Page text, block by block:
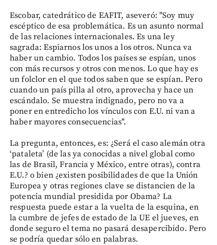
Escobar, catedrático de EAFIT, aseveró: "Soy muy
escéptico de esa problemática. Es un asunto normal
de las relaciones internacionales. Es una ley
sagrada: Espiarnos los unos a los otros. Nunca va
haber un cambio. Todos los países se espían, unos
con más recursos y otros con menos. Lo que hay es
un folclor en el que todos saben que se espían. Pero
cuando un país pilla al otro, aprovecha y hace un
escándalo. Se muestra indignado, pero no va a
poner en entredicho los vínculos con E.U. ni van a
haber mayores consecuencias".
La pregunta, entonces, es: ¿Será el caso alemán otra
‘pataleta’ (de las ya conocidas a nivel global como
las de Brasil, Francia y México, entre otras), contra
E.U.? o bien ¿existen posibilidades de que la Unión
Europea y otras regiones clave se distancien de la
potencia mundial presidida por Obama? La
respuesta puede estar a la vuelta de la esquina, en
la cumbre de jefes de estado de la UE el jueves, en
donde seguro el tema no pasará desapercibido. Pero
se podría quedar sólo en palabras.